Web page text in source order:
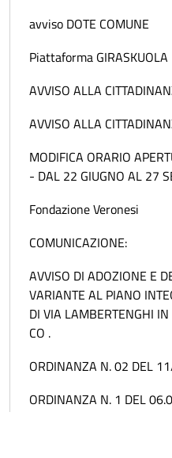
avviso DOTE COMUNE
Piattaforma GIRASKUOLA
AVVISO ALLA
AVVISO ALLA
MODIFICA ORARIO
- DAL 22 GIUGNO AL 27
Fondazione Veronesi
COMUNICAZIONE:
AVVISO DI ADOZIONE E
VARIANTE AL PIANO
DI VIA LAMBERTENGHI
CO .
ORDINANZA N. 02 DEL
ORDINANZA N. 1 DEL